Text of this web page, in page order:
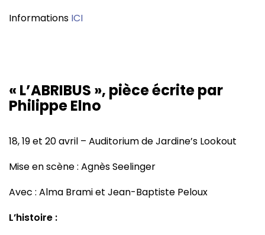
Informations ICI
« L’ABRIBUS », pièce écrite par
Philippe Elno
18, 19 et 20 avril – Auditorium de Jardine’s Lookout
Mise en scène : Agnès Seelinger
Avec : Alma Brami et Jean-Baptiste Peloux
L’histoire :